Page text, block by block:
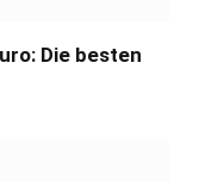
Die besten